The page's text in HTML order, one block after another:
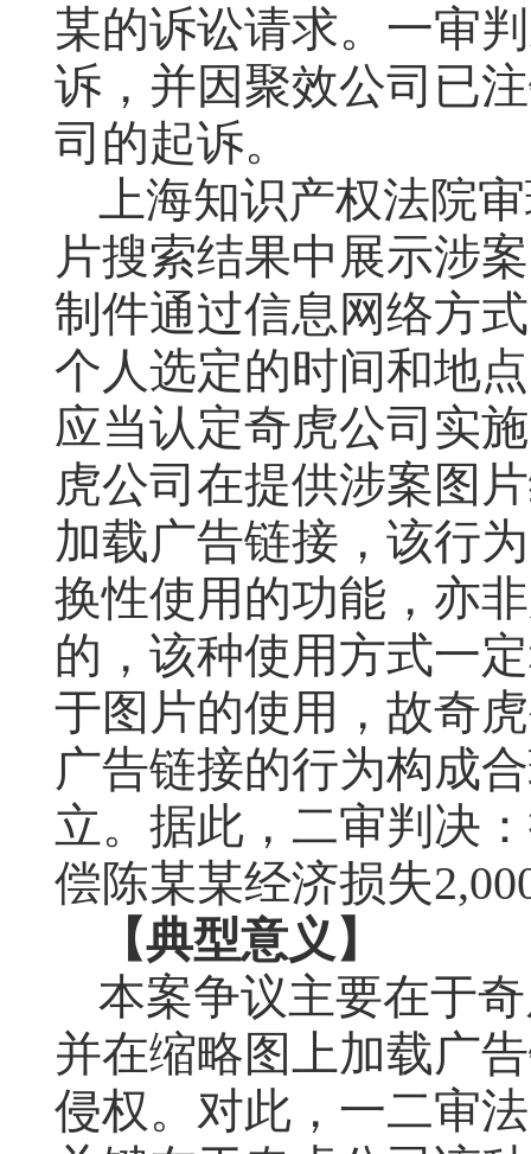
某的诉讼请求。一审
诉，并因聚效公司已
司的起诉。
上海知识产权法院
片搜索结果中展示涉
制件通过信息网络方
个人选定的时间和地
应当认定奇虎公司实
虎公司在提供涉案图
加载广告链接，该行
换性使用的功能，亦
的，该种使用方式一
于图片的使用，故奇
广告链接的行为构成
立。据此，二审判决
偿陈某某经济损失
【典型意义】
本案争议主要在于
并在缩略图上加载广
侵权。对此，一二审